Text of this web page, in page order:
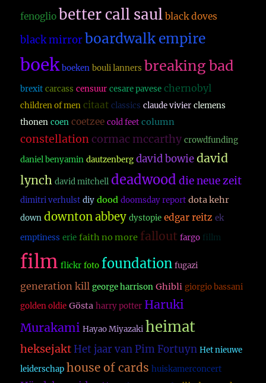
fenoglio better call saul black doves
black mirror boardwalk empire
boek boeken bouli lanners breaking bad
brexit carcass censuur cesare pavese chernobyl
children of men citaat classics claude vivier clemens
thonen coen coetzee cold feet column
constellationcormac mccarthy crowdfunding
daniel benyamin dautzenberg david bowie david
lynch david mitchell deadwood die neue zeit
dimitri verhulst diy dood doomsday report dota kehr
down downton abbey dystopie edgar reitz ek
emptiness erie faith no more fallout fargo fillm
film flickr foto foundation fugazi
generation kill george harrison Ghibli giorgio bassani
golden oldie Gösta harry potter Haruki
Murakami Hayao Miyazaki heimat
heksejakt Het jaar van Pim Fortuyn Het nieuwe
leiderschap house of cards huiskamerconcert